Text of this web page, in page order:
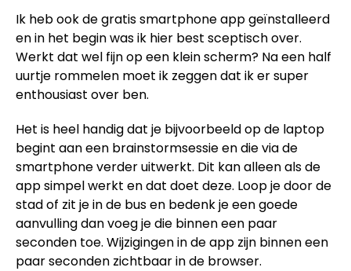
Ik heb ook de gratis smartphone app geïnstalleerd
en in het begin was ik hier best sceptisch over.
Werkt dat wel fijn op een klein scherm? Na een half
uurtje rommelen moet ik zeggen dat ik er super
enthousiast over ben.
Het is heel handig dat je bijvoorbeeld op de laptop
begint aan een brainstormsessie en die via de
smartphone verder uitwerkt. Dit kan alleen als de
app simpel werkt en dat doet deze. Loop je door de
stad of zit je in de bus en bedenk je een goede
aanvulling dan voeg je die binnen een paar
seconden toe. Wijzigingen in de app zijn binnen een
paar seconden zichtbaar in de browser.